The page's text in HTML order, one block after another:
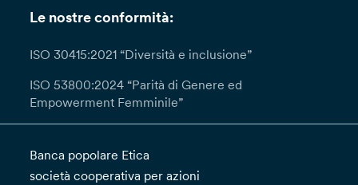
Le nostre conformità:
ISO 30415:2021 “Diversità e inclusione”
ISO 53800:2024 “Parità di Genere ed
Empowerment Femminile”
Banca popolare Etica
società cooperativa per azioni